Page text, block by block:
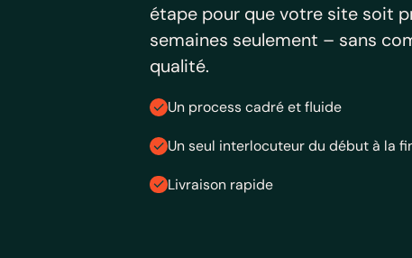
étape pour que votre site soit
semaines seulement – sans
qualité.
Un process cadré et fluide
Un seul interlocuteur du début à la
Livraison rapide